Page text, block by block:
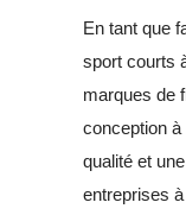
En tant que
sport courts
marques de
conception
qualité et
entreprises